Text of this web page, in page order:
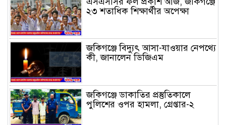
২৩ শতাধিক শিক্ষার্থীর অপেক্ষা
জকিগঞ্জে বিদ্যুৎ আসা-যাওয়ার নেপথ্যে
কী, জানালেন ডিজিএম
জকিগঞ্জে ডাকাতির প্রস্তুতিকালে
পুলিশের ওপর হামলা, গ্রেপ্তার-২